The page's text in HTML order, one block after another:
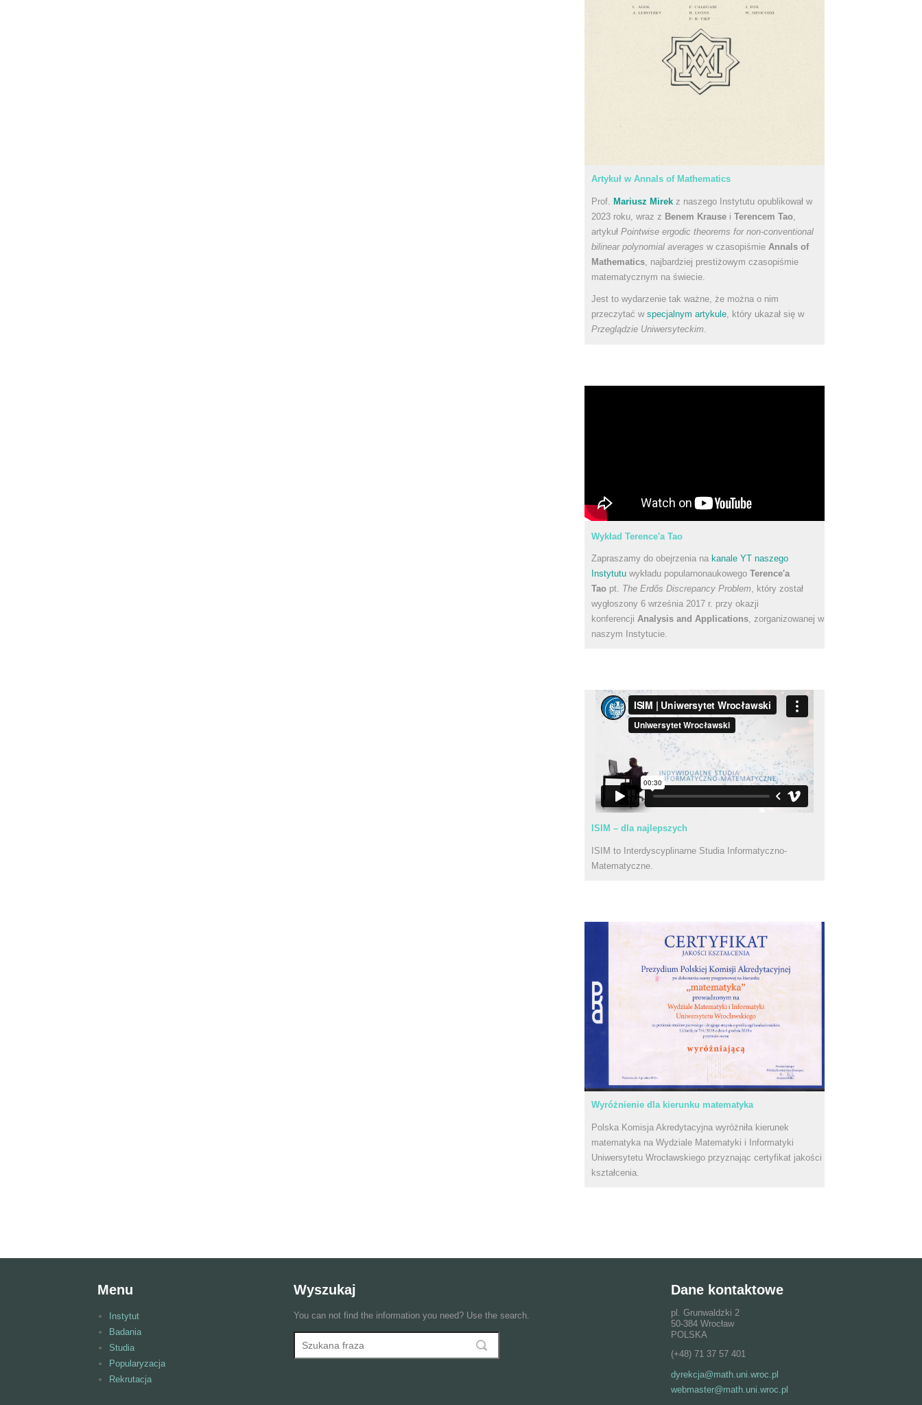
Artykuł w Annals of Mathematics
Prof. Mariusz Mirek z naszego Instytutu opublikował w
2023 roku, wraz z Benem Krause i Terencem Tao
artykuł Pointwise ergodic theorems for non-conventional
bilinear polynomial averages w czasopiśmie Annals of
Mathematics , najbardziej prestiżowym czasopiśmie
matematycznym na świecie.
Jest to wydarzenie tak ważne, że można o nim
przeczytać w specjalnym artykule, który ukazał się w
Przeglądzie Uniwersyteckim.
Wykład Terence'a Tao
Zapraszamy do obejrzenia na kanale YT naszego
Instytutu wykładu popularnonaukowego Terence'a
Tao pt. The Erdős Discrepancy Problem , który został
wygłoszony 6 września 2017 r. przy okazji
konferencji Analysis and Applications , zorganizowanej w
naszym Instytucie.
ISIM – dla najlepszych
ISIM to Interdyscyplinarne Studia Informatyczno-
Matematyczne.
Wyróżnienie dla kierunku matematyka
Polska Komisja Akredytacyjna wyróżniła kierunek
matematyka na Wydziale Matematyki i Informatyki
Uniwersytetu Wrocławskiego przyznając certyfikat jakości
kształcenia.
Menu
Instytut
Badania
Studia
Popularyzacja
Rekrutacja
Wyszukaj
You can not find the information you need? Use the search.
Formularz wyszukiwania
Wyszukaj
Dane kontaktowe
pl. Grunwaldzki 2
50-384 Wrocław
POLSKA
(+48) 71 37 57 401
dyrekcja@math.uni.wroc.pl
webmaster@math.uni.wroc.pl